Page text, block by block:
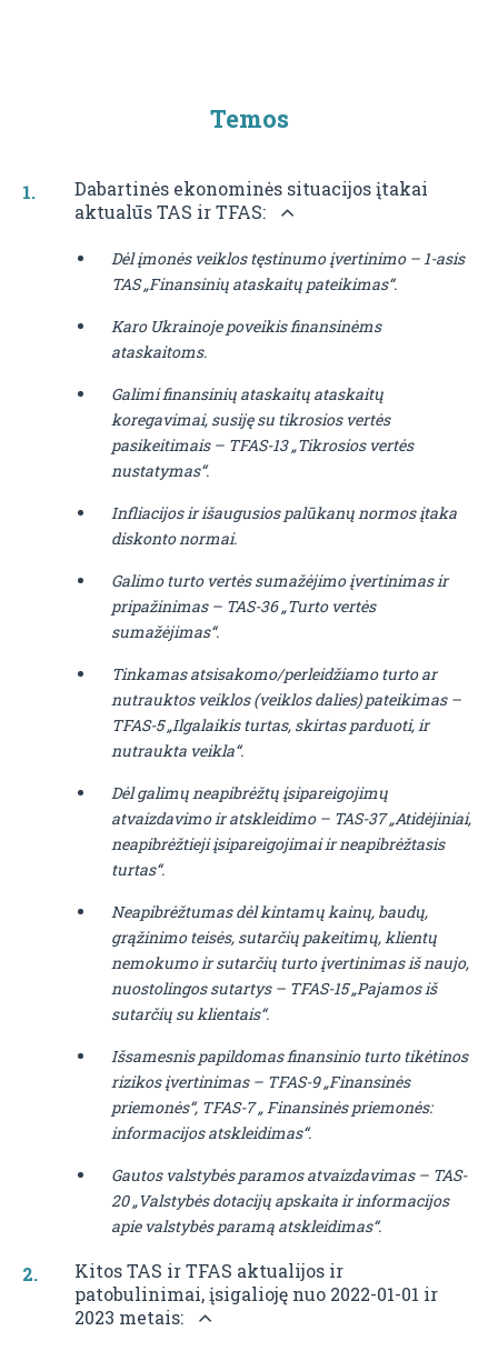
Temos
Dabartinės ekonominės situacijos įtakai
aktualūs TAS ir TFAS:
Dėl įmonės veiklos tęstinumo įvertinimo – 1-asis
TAS „Finansinių ataskaitų pateikimas“.
Karo Ukrainoje poveikis finansinėms
ataskaitoms.
Galimi finansinių ataskaitų ataskaitų
koregavimai, susiję su tikrosios vertės
pasikeitimais – TFAS-13 „Tikrosios vertės
nustatymas“.
Infliacijos ir išaugusios palūkanų normos įtaka
diskonto normai.
Galimo turto vertės sumažėjimo įvertinimas ir
pripažinimas – TAS-36 „Turto vertės
sumažėjimas“.
Tinkamas atsisakomo/perleidžiamo turto ar
nutrauktos veiklos (veiklos dalies) pateikimas –
TFAS-5 „Ilgalaikis turtas, skirtas parduoti, ir
nutraukta veikla“.
Dėl galimų neapibrėžtų įsipareigojimų
atvaizdavimo ir atskleidimo – TAS-37„Atidėjiniai,
neapibrėžtieji įsipareigojimai ir neapibrėžtasis
turtas“.
Neapibrėžtumas dėl kintamų kainų, baudų,
grąžinimo teisės, sutarčių pakeitimų, klientų
nemokumo ir sutarčių turto įvertinimas iš naujo,
nuostolingos sutartys – TFAS-15 „Pajamos iš
sutarčių su klientais“.
Išsamesnis papildomas finansinio turto tikėtinos
rizikos įvertinimas – TFAS-9 „Finansinės
priemonės“, TFAS-7 „ Finansinės priemonės:
informacijos atskleidimas“.
Gautos valstybės paramos atvaizdavimas – TAS-
20 „Valstybės dotacijų apskaita ir informacijos
apie valstybės paramą atskleidimas“.
Kitos TAS ir TFAS aktualijos ir
patobulinimai, įsigalioję nuo 2022-01-01 ir
2023 metais: